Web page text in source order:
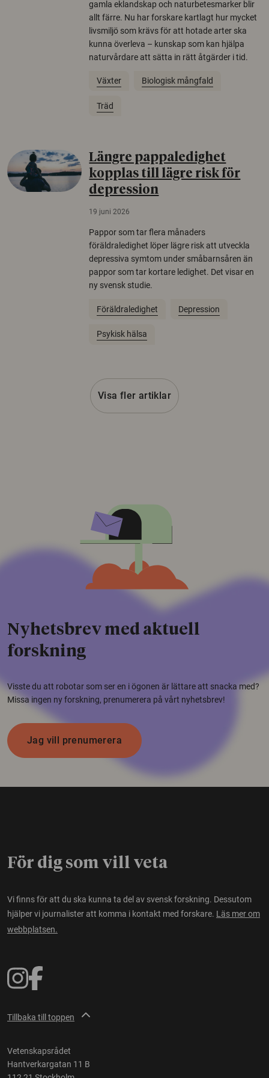
gamla eklandskap och naturbetesmarker blir
allt färre. Nu har forskare kartlagt hur mycket
livsmiljö som krävs för att hotade arter ska
kunna överleva – kunskap som kan hjälpa
naturvårdare att sätta in rätt åtgärder i tid.
Växter Biologisk mångfald
Träd
Längre pappaledighet
kopplas till lägre risk för
depression
19 juni 2026
Pappor som tar flera månaders
föräldraledighet löper lägre risk att utveckla
depressiva symtom under småbarnsåren än
pappor som tar kortare ledighet. Det visar en
ny svensk studie.
Föräldraledighet Depression
Psykisk hälsa
Visa fler artiklar
Nyhetsbrev med aktuell
forskning
Visste du att robotar som ser en i ögonen är lättare att snacka med?
Missa ingen ny forskning, prenumerera på vårt nyhetsbrev!
Jag vill prenumerera
För dig som vill veta
Vi finns för att du ska kunna ta del av svensk forskning. Dessutom
hjälper vi journalister att komma i kontakt med forskare. Läs mer om
webbplatsen.
Tillbaka till toppen
Vetenskapsrådet
Hantverkargatan 11 B